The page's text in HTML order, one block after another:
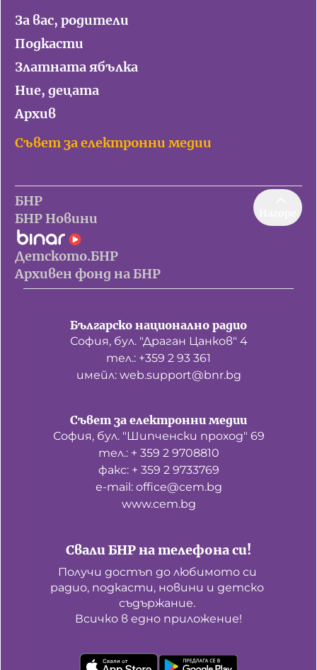
За вас, родители
Подкасти
Златната ябълка
Ние, децата
Архив
Съвет за електронни медии
БНР
БНР Новини
Детското.БНР
Архивен фонд на БНР
Българско национално радио
София, бул. "Драган Цанков" 4
тел.: +359 2 93 361
имейл: web.support@bnr.bg
Свали БНР на телефона си!
Получи достъп до любимото си
радио, подкасти, новини и детско
съдържание.
Всичко в едно приложение!
Съвет за електронни медии
София, бул. "Шипченски проход" 69
тел.: + 359 2 9708810
факс: + 359 2 9733769
е-mail: office@cem.bg
www.cem.bg